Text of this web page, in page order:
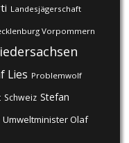
Landesjägerschaft
Vorpommern
Lies Problemwolf
Schweiz Stefan
Umweltminister Olaf